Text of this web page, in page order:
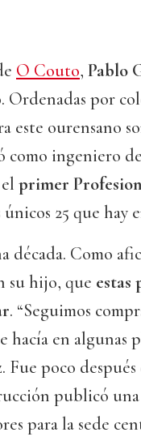
O Couto, Pablo
Ordenadas por
este ourensano
como ingeniero
primer
25 que hay
década. Como
su hijo, que estas
. “Seguimos
en algunas
Fue poco
publicó
para la sede